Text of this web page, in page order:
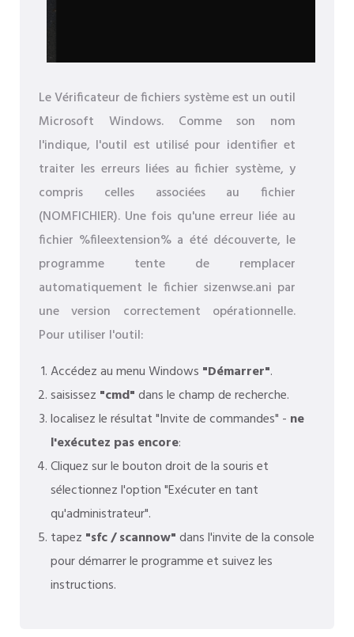
Le Vérificateur de fichiers système est un outil
Microsoft Windows. Comme son nom
l'indique, l'outil est utilisé pour identifier et
traiter les erreurs liées au fichier système, y
compris celles associées au fichier
(NOMFICHIER). Une fois qu'une erreur liée au
fichier %fileextension% a été découverte, le
programme tente de remplacer
automatiquement le fichier sizenwse.ani par
une version correctement opérationnelle.
Pour utiliser l'outil:
Accédez au menu Windows "Démarrer".
saisissez "cmd"dans le champ de recherche.
localisez le résultat "Invite de commandes" - ne
l'exécutez pas encore:
Cliquez sur le bouton droit de la souris et
sélectionnez l'option "Exécuter en tant
qu'administrateur".
tapez "sfc / scannow"dans l'invite de la console
pour démarrer le programme et suivez les
instructions.